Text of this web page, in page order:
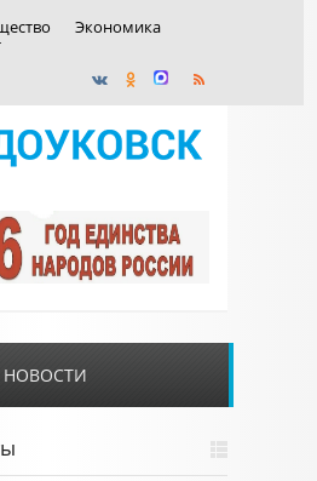
Экономика
НОВОСТИ